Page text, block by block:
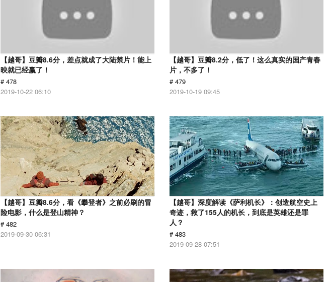
【越哥】豆瓣8.6分，差点就成了大陆禁片！能上
映就已经赢了！
# 478
2019-10-22 06:10
【越哥】豆瓣8.2分，低了！这么真实的国产青春
片，不多了！
# 479
2019-10-19 09:45
【越哥】豆瓣8.6分，看《攀登者》之前必刷的冒
险电影，什么是登山精神？
# 482
2019-09-30 06:31
【越哥】深度解读《萨利机长》：创造航空史上
奇迹，救了155人的机长，到底是英雄还是罪
人？
# 483
2019-09-28 07:51